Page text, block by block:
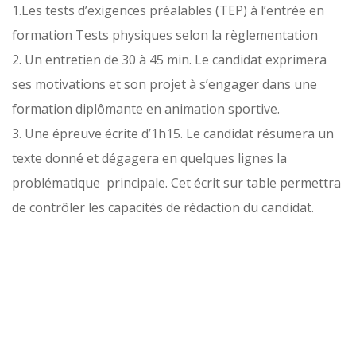
1.Les tests d’exigences préalables (TEP) à l’entrée en
formation Tests physiques selon la règlementation
2. Un entretien de 30 à 45 min. Le candidat exprimera
ses motivations et son projet à s’engager dans une
formation diplômante en animation sportive.
3. Une épreuve écrite d’1h15. Le candidat résumera un
texte donné et dégagera en quelques lignes la
problématique principale. Cet écrit sur table permettra
de contrôler les capacités de rédaction du candidat.